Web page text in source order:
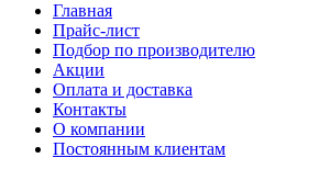
Главная
Прайс-лист
Подбор по производителю
Акции
Оплата и доставка
Контакты
О компании
Постоянным клиентам